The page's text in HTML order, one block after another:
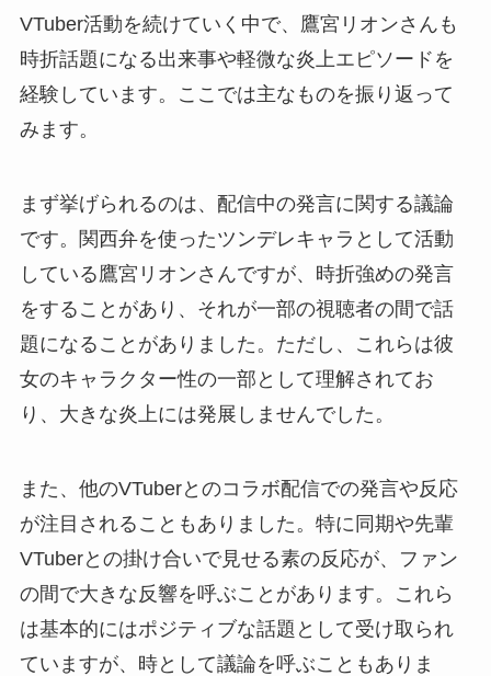
VTuber活動を続けていく中で、鷹宮リオンさんも
時折話題になる出来事や軽微な炎上エピソードを
経験しています。ここでは主なものを振り返って
みます。
まず挙げられるのは、配信中の発言に関する議論
です。関西弁を使ったツンデレキャラとして活動
している鷹宮リオンさんですが、時折強めの発言
をすることがあり、それが一部の視聴者の間で話
題になることがありました。ただし、これらは彼
女のキャラクター性の一部として理解されてお
り、大きな炎上には発展しませんでした。
また、他のVTuberとのコラボ配信での発言や反応
が注目されることもありました。特に同期や先輩
VTuberとの掛け合いで見せる素の反応が、ファン
の間で大きな反響を呼ぶことがあります。これら
は基本的にはポジティブな話題として受け取られ
ていますが、時として議論を呼ぶこともありま